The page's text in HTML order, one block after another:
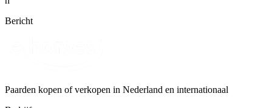
Bericht
Paarden kopen of verkopen in Nederland en internationaal